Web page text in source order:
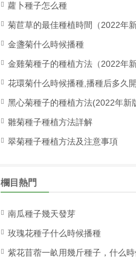
蘿卜種子怎么種
菊苣草的最佳種植時間（2022年新
金盞菊什么時候播種
金雞菊種子的種植方法（2022年新
花環菊什么時候播種,播種后多久
黑心菊種子的種植方法(2022年新
雛菊種子種植方法詳解
翠菊種子種植方法及注意事項
欄目熱門
南瓜種子幾天發芽
玫瑰花種子什么時候播種
紫花苜蓿一畝用幾斤種子，什么